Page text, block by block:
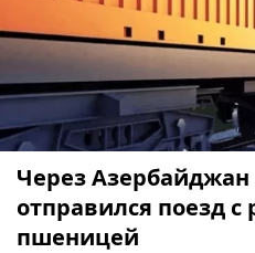
Через
отправился поезд с
пшеницей